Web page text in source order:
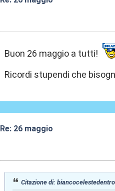
Buon 26 maggio a tutti!
Ricordi stupendi che
Re: 26 maggio
Citazione di: